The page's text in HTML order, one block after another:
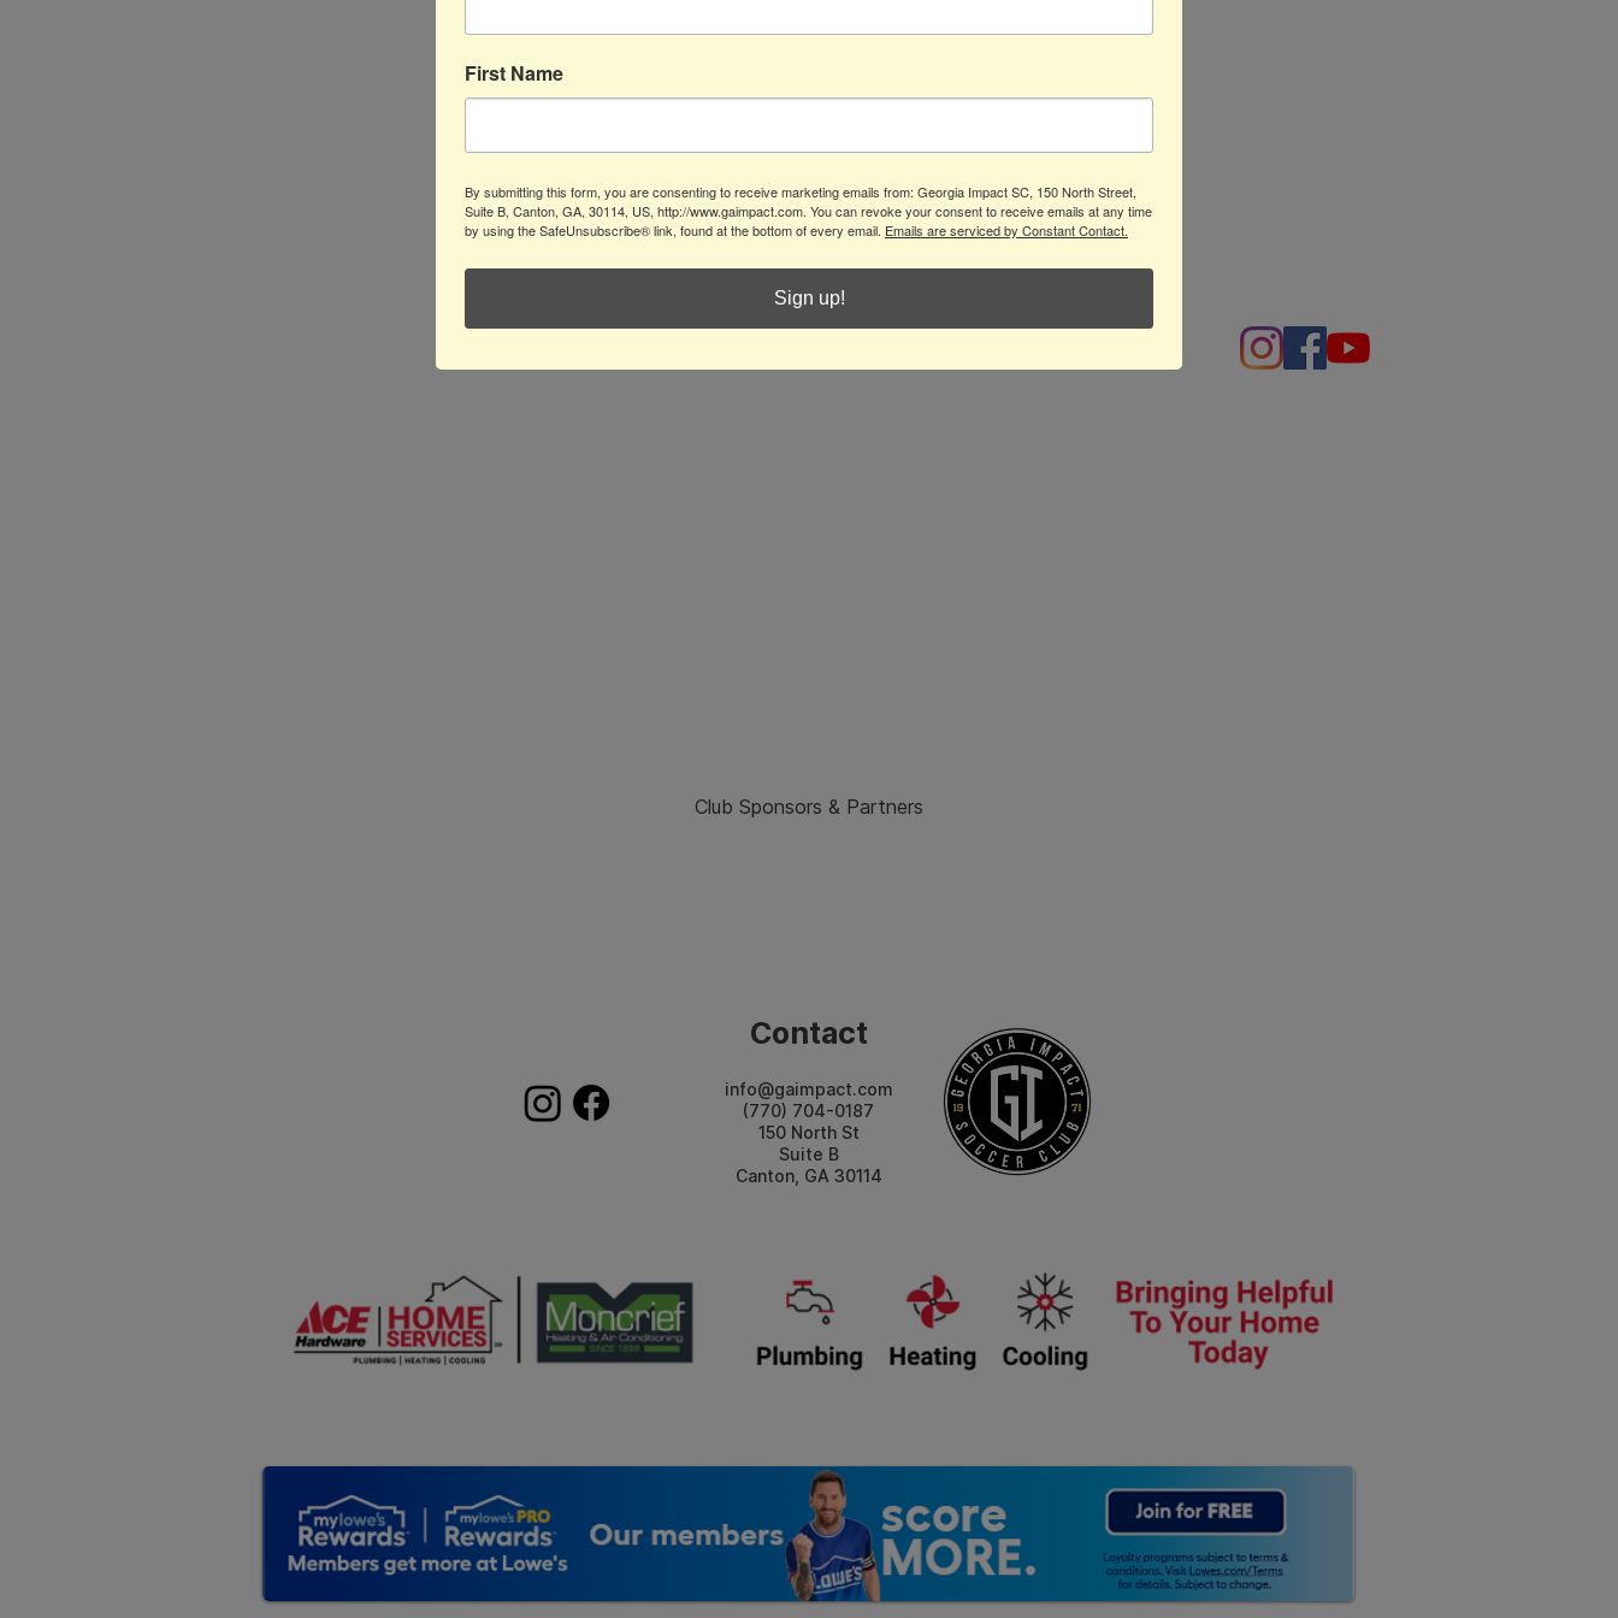
este idioma
Una vez que se publiquen entradas, las verás aquí.
Club Sponsors & Partners
Contact
info@gaimpact.com
(770) 704-0187
150 North St
Suite B
Canton, GA 30114
First Name
By submitting this form, you are consenting to receive marketing emails from: Georgia Impact SC, 150 North Street,
Suite B, Canton, GA, 30114, US, http://www.gaimpact.com. You can revoke your consent to receive emails at any time
by using the SafeUnsubscribe® link, found at the bottom of every email. Emails are serviced by Constant Contact.
Sign up!